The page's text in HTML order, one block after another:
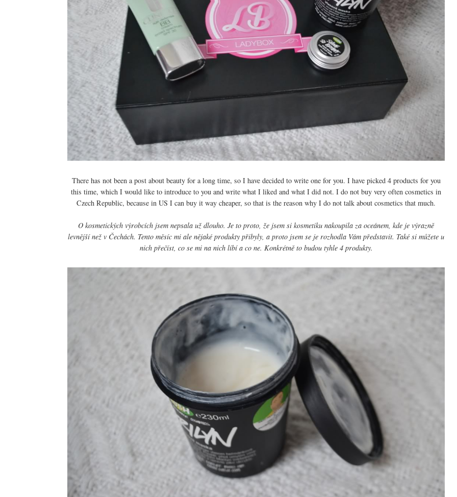
There has not been a post about beauty for a long time, so I have decided to write one for you. I have picked 4 products for you
this time, which I would like to introduce to you and write what I liked and what I did not. I do not buy very often cosmetics in
Czech Republic, because in US I can buy it way cheaper, so that is the reason why I do not talk about cosmetics that much.
O kosmetických výrobcích jsem nepsala už dlouho. Je to proto, že jsem si kosmetiku nakoupila za oceánem, kde je výrazně
levnější než v Čechách. Tento měsíc mi ale nějaké produkty přibyly, a proto jsem se je rozhodla Vám představit. Také si můžete u
nich přečíst, co se mi na nich líbí a co ne. Konkrétně to budou tyhle 4 produkty.